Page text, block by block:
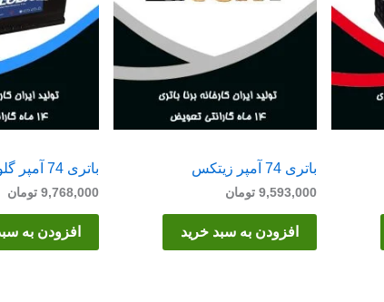
باتری 74 آمپر زیتکس
9,593,000 تومان
افزودن به سبد خرید
باتری 74 آمپر گلوبال
9,768,000 تومان
افزودن به